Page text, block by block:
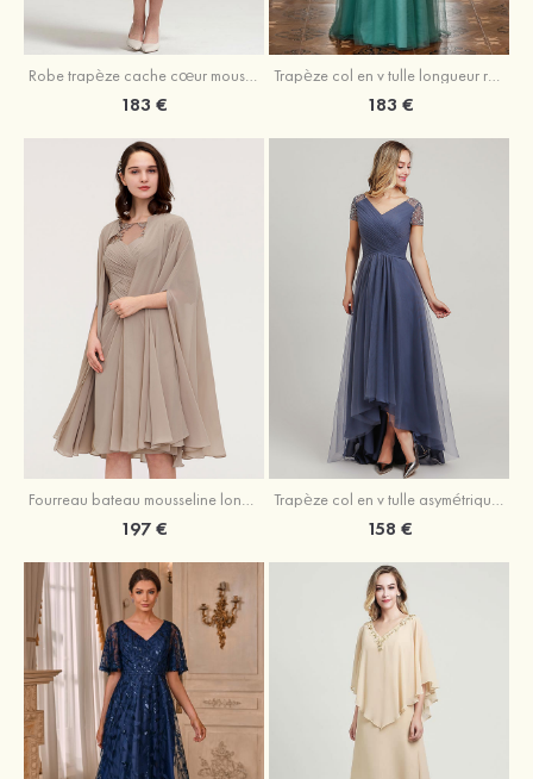
Robe trapèze cache cœur mousseline longueur mollet robe de mère de la mariée avec plissé veste
183 €
Trapèze col en v tulle longueur ras du sol robe de mère de la mariée avec perles paillettes
183 €
Fourreau bateau mousseline longueur genou robe de mère de la mariée avec appliqué plissé veste
197 €
Trapèze col en v tulle asymétrique robe de mère de la mariée
158 €